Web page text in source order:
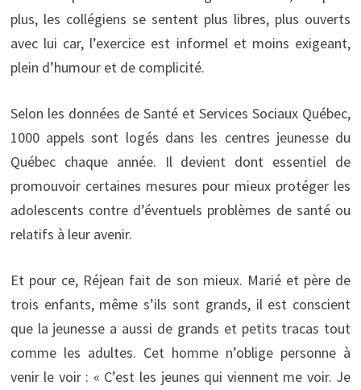
plus, les collégiens se sentent plus libres, plus ouverts
avec lui car, l’exercice est informel et moins exigeant,
plein d’humour et de complicité.
Selon les données de Santé et Services Sociaux Québec,
1000 appels sont logés dans les centres jeunesse du
Québec chaque année. Il devient dont essentiel de
promouvoir certaines mesures pour mieux protéger les
adolescents contre d’éventuels problèmes de santé ou
relatifs à leur avenir.
Et pour ce, Réjean fait de son mieux. Marié et père de
trois enfants, même s’ils sont grands, il est conscient
que la jeunesse a aussi de grands et petits tracas tout
comme les adultes. Cet homme n’oblige personne à
venir le voir : « C’est les jeunes qui viennent me voir. Je